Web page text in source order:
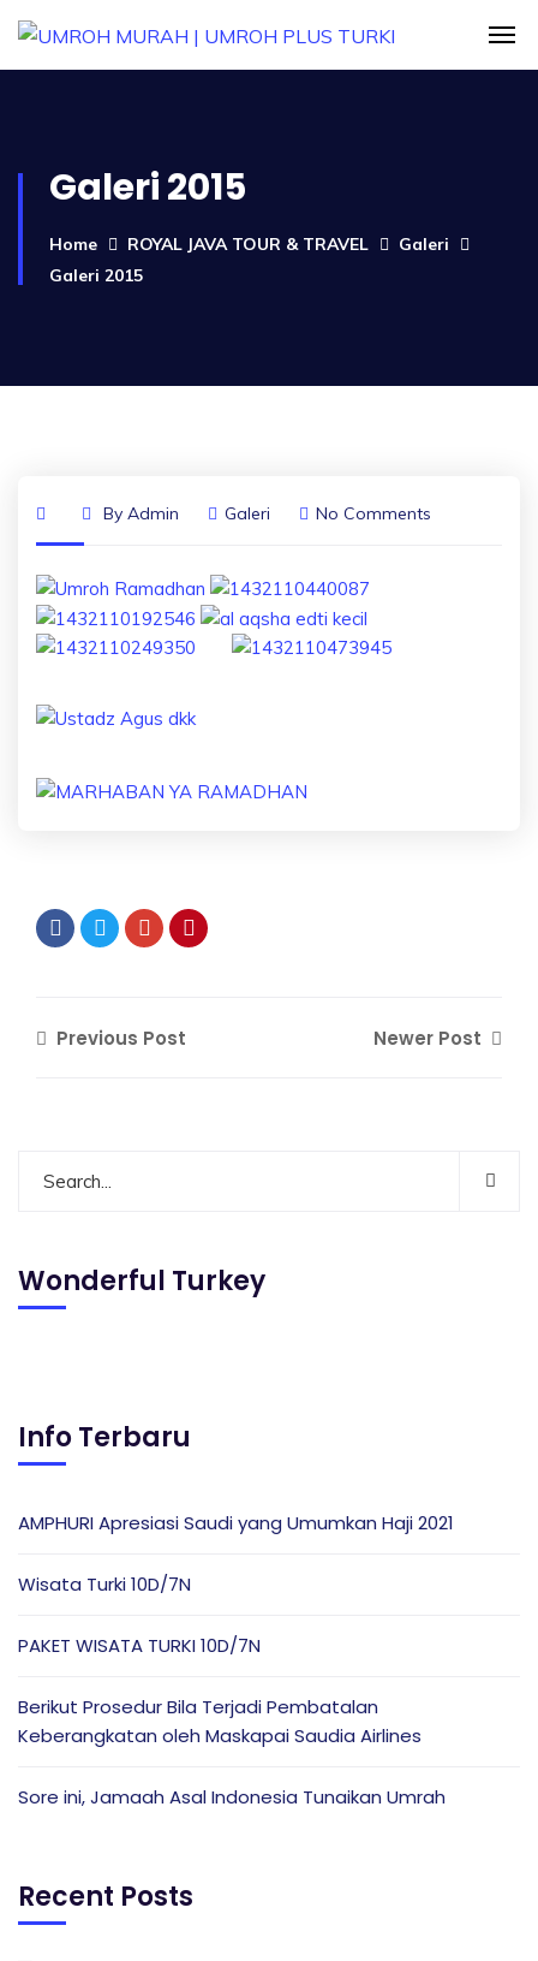
Galeri 2015
Home ROYAL JAVA TOUR & TRAVEL
Galeri
Galeri 2015
By Admin Galeri No Comments
Previous Post Newer Post
Wonderful Turkey
Info Terbaru
AMPHURI Apresiasi Saudi yang Umumkan Haji 2021
Wisata Turki 10D/7N
PAKET WISATA TURKI 10D/7N
Berikut Prosedur Bila Terjadi Pembatalan
Keberangkatan oleh Maskapai Saudia Airlines
Sore ini, Jamaah Asal Indonesia Tunaikan Umrah
Recent Posts